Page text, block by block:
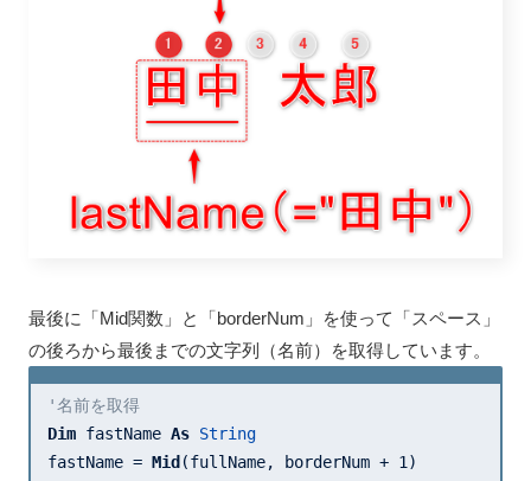
最後に「Mid関数」と「borderNum」を使って「スペース」
の後ろから最後までの文字列（名前）を取得しています。
'名前を取得
Dim fastName As String
fastName = Mid (fullName, borderNum + 1)